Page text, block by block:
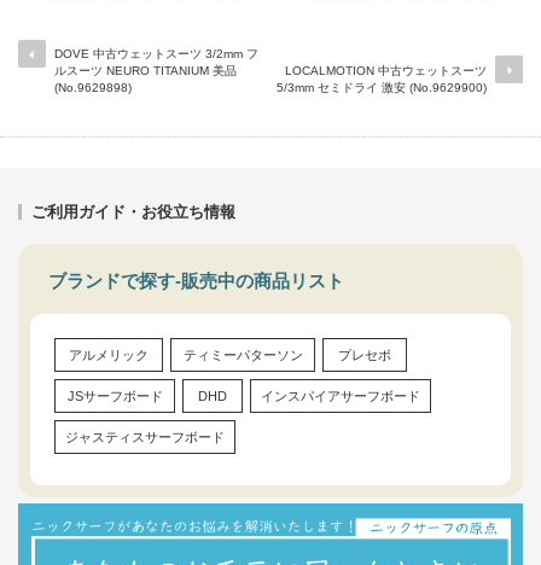
DOVE 中古ウェットスーツ 3/2mm フ
ルスーツ NEURO TITANIUM 美品
(No.9629898)
LOCALMOTION 中古ウェットスーツ
5/3mm セミドライ 激安 (No.9629900)
ご利用ガイド・お役立ち情報
ブランドで探す-販売中の商品リスト
アルメリック ティミーパターソン プレセボ
JSサーフボード DHD インスパイアサーフボード
ジャスティスサーフボード